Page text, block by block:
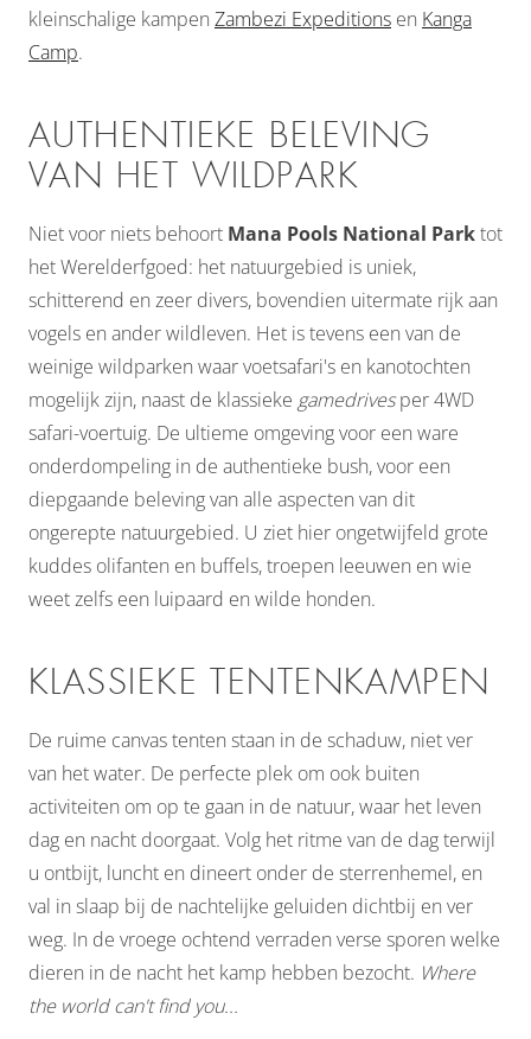
kleinschalige kampen Zambezi Expeditions en Kanga
Camp.
AUTHENTIEKE BELEVING
VAN HET WILDPARK
Niet voor niets behoort Mana Pools National Parktot
het Werelderfgoed: het natuurgebied is uniek,
schitterend en zeer divers, bovendien uitermate rijk aan
vogels en ander wildleven. Het is tevens een van de
weinige wildparken waar voetsafari's en kanotochten
mogelijk zijn, naast de klassieke gamedrivesper 4WD
safari-voertuig. De ultieme omgeving voor een ware
onderdompeling in de authentieke bush, voor een
diepgaande beleving van alle aspecten van dit
ongerepte natuurgebied. U ziet hier ongetwijfeld grote
kuddes olifanten en buffels, troepen leeuwen en wie
weet zelfs een luipaard en wilde honden.
KLASSIEKE TENTENKAMPEN
De ruime canvas tenten staan in de schaduw, niet ver
van het water. De perfecte plek om ook buiten
activiteiten om op te gaan in de natuur, waar het leven
dag en nacht doorgaat. Volg het ritme van de dag terwijl
u ontbijt, luncht en dineert onder de sterrenhemel, en
val in slaap bij de nachtelijke geluiden dichtbij en ver
weg. In de vroege ochtend verraden verse sporen welke
dieren in de nacht het kamp hebben bezocht. Where
the world can't find you...